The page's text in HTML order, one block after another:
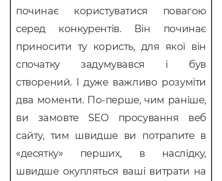
починає користуватися повагою
серед конкурентів. Він починає
приносити ту користь, для якої він
спочатку задумувався і був
створений. І дуже важливо розуміти
два моменти. По-перше, чим раніше,
ви замовте SЕО просування веб
сайту, тим швидше ви потрапите в
«десятку» перших, в наслідку,
швидше окупляться ваші витрати на